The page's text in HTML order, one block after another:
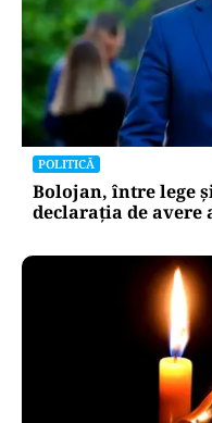
POLITICĂ
Bolojan, între lege
declarația de avere